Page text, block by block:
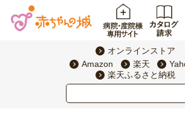
オンラインストア
Amazon
楽天
楽天ふるさと納税